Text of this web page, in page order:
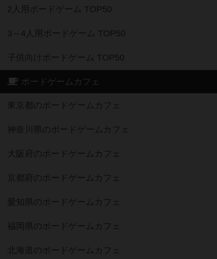
2人用ボードゲーム TOP50
3～4人用ボードゲーム TOP50
子供向けボードゲーム TOP50
ボードゲームカフェ
東京都のボードゲームカフェ
神奈川県のボードゲームカフェ
大阪府のボードゲームカフェ
京都府のボードゲームカフェ
愛知県のボードゲームカフェ
福岡県のボードゲームカフェ
北海道のボードゲームカフェ